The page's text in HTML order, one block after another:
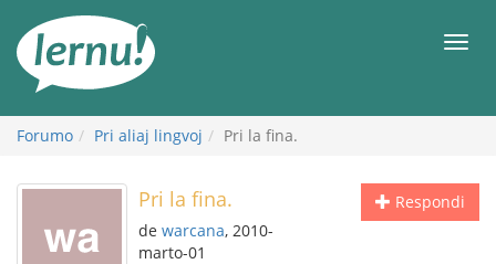
enhavo
Forumo Pri aliaj lingvoj Pri la fina.
Respondi
Pri la fina.
de warcana, 2010-
marto-01